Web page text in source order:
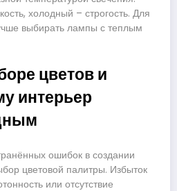
холодный – строгость. Для
выбирать лампы с теплым
цветов и
интерьер
ошибок в создании
цветовой палитры. Избыток
или отсутствие